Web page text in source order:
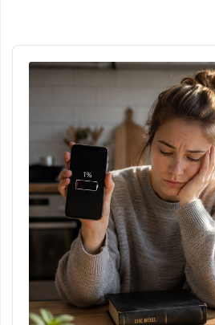
Audio
Player